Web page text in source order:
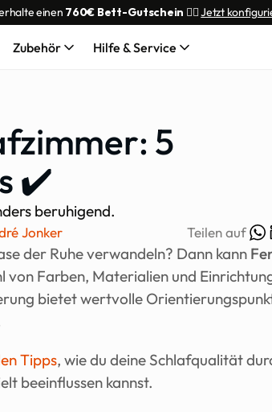
einen 760€ Bett-Gutschein 👌🏼 Jetzt
Zubehör Hilfe & Service
5
✔️
beruhigend.
Jonker Teilen auf
der Ruhe verwandeln? Dann kann
Farben, Materialien und
bietet wertvolle
Tipps, wie du deine Schlafqualität
beeinflussen kannst.